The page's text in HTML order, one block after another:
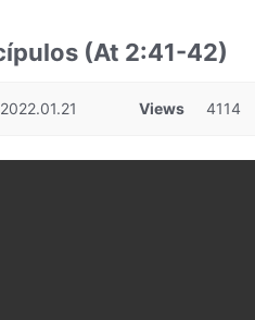
(At 2:41-42)
2022.01.21 Views 4114